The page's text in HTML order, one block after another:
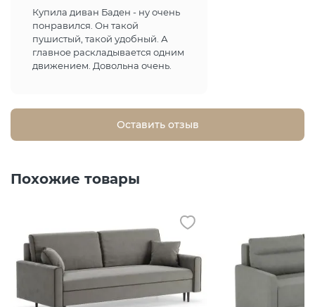
Купила диван Баден - ну очень
понравился. Он такой
пушистый, такой удобный. А
главное раскладывается одним
движением. Довольна очень.
Оставить отзыв
Похожие товары